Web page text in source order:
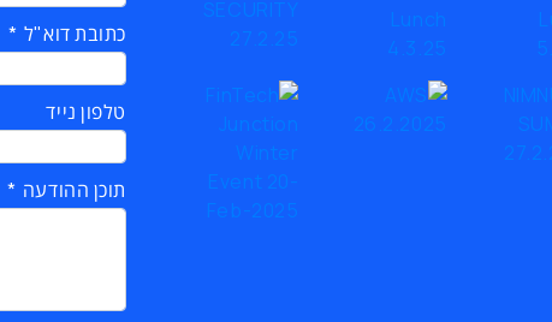
כתובת דוא"ל
טלפון נייד
תוכן ההודעה